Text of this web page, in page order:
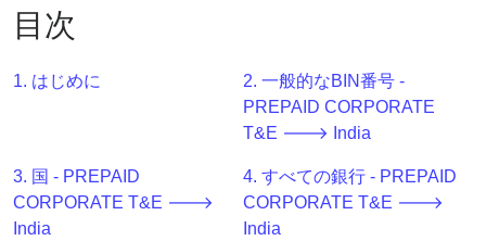
BIN
番
号
BIN
Generator
BIN
目次
1. はじめに
2. 一般的なBIN番号 -
PREPAID CORPORATE
T&E 🡒 India
3. 国 - PREPAID
CORPORATE T&E 🡒
India
4. すべての銀行 - PREPAID
CORPORATE T&E 🡒
India